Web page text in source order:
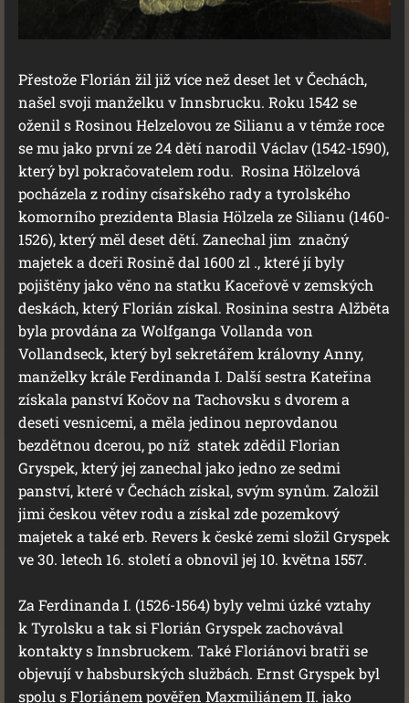
Přestože Florián žil již více než deset let v Čechách,
našel svoji manželku v Innsbrucku. Roku 1542 se
oženil s Rosinou Helzelovou ze Silianu a v témže roce
se mu jako první ze 24 dětí narodil Václav (1542-1590),
který byl pokračovatelem rodu. Rosina Hölzelová
pocházela z rodiny císařského rady a tyrolského
komorního prezidenta Blasia Hölzela ze Silianu (1460-
1526), který měl deset dětí. Zanechal jim značný
majetek a dceři Rosině dal 1600 zl ., které jí byly
pojištěny jako věno na statku Kaceřově v zemských
deskách, který Florián získal. Rosinina sestra Alžběta
byla provdána za Wolfganga Vollanda von
Vollandseck, který byl sekretářem královny Anny,
manželky krále Ferdinanda I. Další sestra Kateřina
získala panství Kočov na Tachovsku s dvorem a
deseti vesnicemi, a měla jedinou neprovdanou
bezdětnou dcerou, po níž statek zdědil Florian
Gryspek, který jej zanechal jako jedno ze sedmi
panství, které v Čechách získal, svým synům. Založil
jimi českou větev rodu a získal zde pozemkový
majetek a také erb. Revers k české zemi složil Gryspek
ve 30. letech 16. století a obnovil jej 10. května 1557.
Za Ferdinanda I. (1526-1564) byly velmi úzké vztahy
k Tyrolsku a tak si Florián Gryspek zachovával
kontakty s Innsbruckem. Také Floriánovi bratři se
objevují v habsburských službách. Ernst Gryspek byl
spolu s Floriánem pověřen Maxmiliánem II. jako